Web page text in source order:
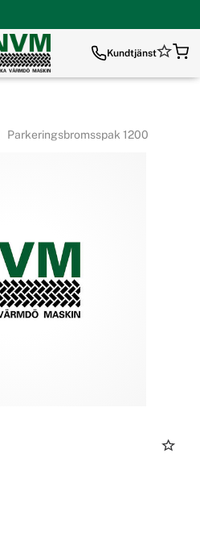
Kundtjänst
Parkeringsbromsspak 1200